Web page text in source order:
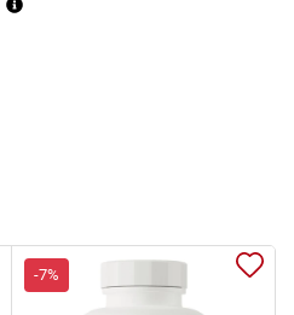
-7%